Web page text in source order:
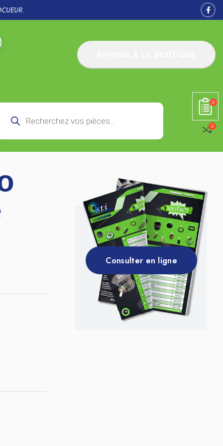
0
0
Consulter en ligne